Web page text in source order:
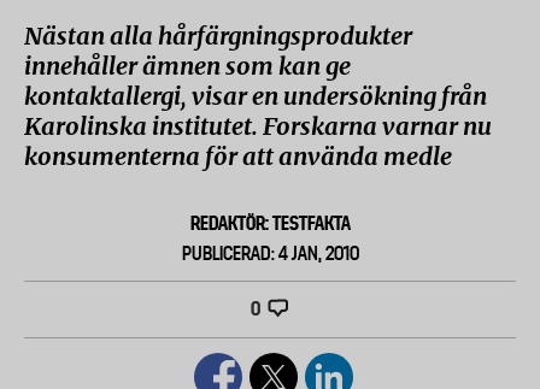
Nästan alla hårfärgningsprodukter
innehåller ämnen som kan ge
kontaktallergi, visar en undersökning från
Karolinska institutet. Forskarna varnar nu
konsumenterna för att använda medle
REDAKTÖR: TESTFAKTA
PUBLICERAD: 4 JAN, 2010
0